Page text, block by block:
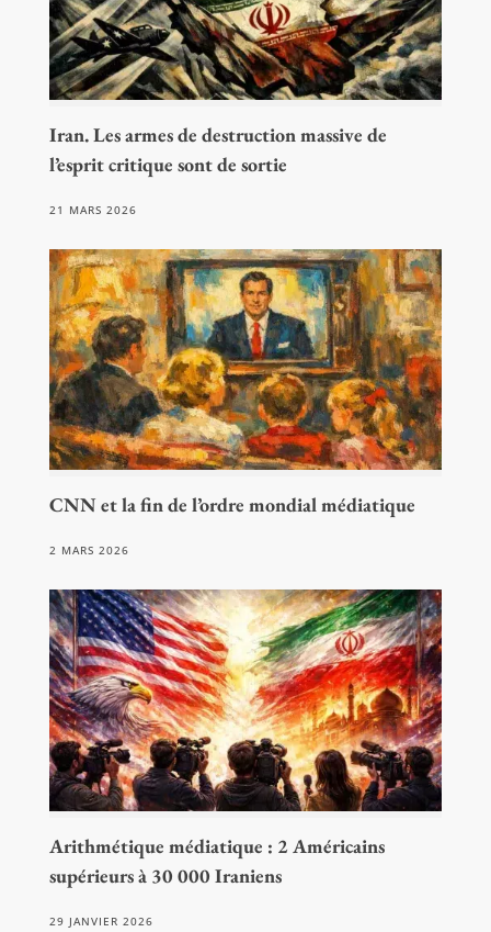
Iran. Les armes de destruction massive de
l’esprit critique sont de sortie
21 MARS 2026
CNN et la fin de l’ordre mondial médiatique
2 MARS 2026
Arithmétique médiatique : 2 Américains
supérieurs à 30 000 Iraniens
29 JANVIER 2026